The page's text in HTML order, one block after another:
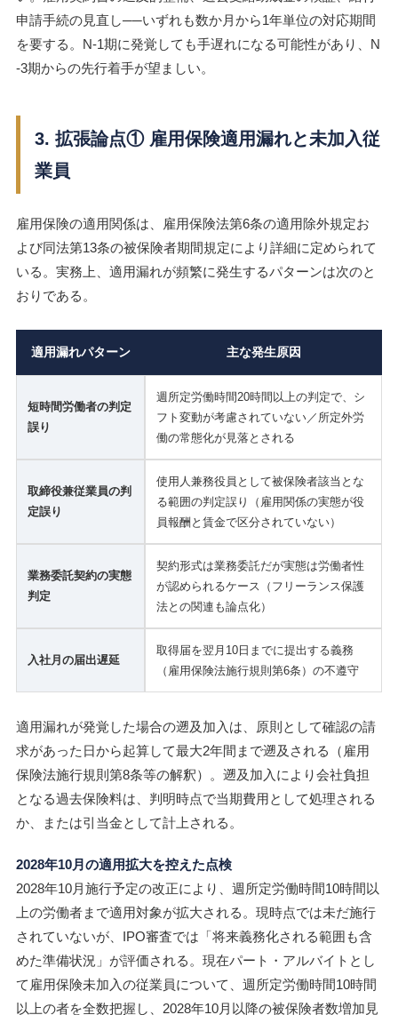
申請手続の見直し──いずれも数か月から1年単位の対応期間
を要する。N-1期に発覚しても手遅れになる可能性があり、N
-3期からの先行着手が望ましい。
3. 拡張論点① 雇用保険適用漏れと未加入従
業員
雇用保険の適用関係は、雇用保険法第6条の適用除外規定お
よび同法第13条の被保険者期間規定により詳細に定められて
いる。実務上、適用漏れが頻繁に発生するパターンは次のと
おりである。
適用漏れパターン 主な発生原因
短時間労働者の判定
誤り
週所定労働時間20時間以上の判定で、シ
フト変動が考慮されていない／所定外労
働の常態化が見落とされる
取締役兼従業員の判
定誤り
使用人兼務役員として被保険者該当とな
る範囲の判定誤り（雇用関係の実態が役
員報酬と賃金で区分されていない）
業務委託契約の実態
判定
契約形式は業務委託だが実態は労働者性
が認められるケース（フリーランス保護
法との関連も論点化）
入社月の届出遅延
取得届を翌月10日までに提出する義務
（雇用保険法施行規則第6条）の不遵守
適用漏れが発覚した場合の遡及加入は、原則として確認の請
求があった日から起算して最大2年間まで遡及される（雇用
保険法施行規則第8条等の解釈）。遡及加入により会社負担
となる過去保険料は、判明時点で当期費用として処理される
か、または引当金として計上される。
2028年10月の適用拡大を控えた点検
2028年10月施行予定の改正により、週所定労働時間10時間以
上の労働者まで適用対象が拡大される。現時点では未だ施行
されていないが、IPO審査では「将来義務化される範囲も含
めた準備状況」が評価される。現在パート・アルバイトとし
て雇用保険未加入の従業員について、週所定労働時間10時間
以上の者を全数把握し、2028年10月以降の被保険者数増加見